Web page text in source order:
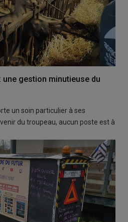
une gestion minutieuse du
un soin particulier à ses
du troupeau, aucun poste est à